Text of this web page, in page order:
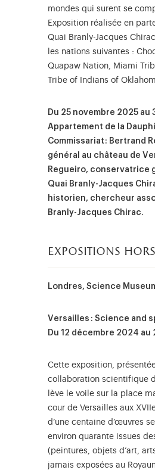
mondes qui surent se
Exposition réalisée en
Quai Branly-Jacques
les nations suivantes :
Quapaw Nation, Miami
Tribe of Indians of
Du 25 novembre 2025 au
Appartement de la
Commissariat : Bertrand
général au château de
Regueiro, conservatrice
Quai Branly-Jacques
historien, chercheur
Branly-Jacques Chirac.
expositions
Londres, Science
Versailles : Science and
Du 12 décembre 2024 au
Cette exposition,
collaboration scientifique
lève le voile sur la place
cour de Versailles aux
d’une centaine d’œuvres
environ quarante issues
(peintures, objets d’art,
jamais exposées au